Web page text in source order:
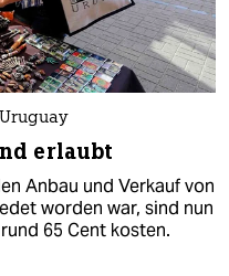
erlaubt
Anbau und Verkauf von
worden war, sind nun
65 Cent kosten.